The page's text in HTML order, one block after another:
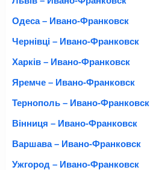
Одеса – Ивано-Франковск
Чернівці – Ивано-Франковск
Харків – Ивано-Франковск
Яремче – Ивано-Франковск
Тернополь – Ивано-Франковск
Вінниця – Ивано-Франковск
Варшава – Ивано-Франковск
Ужгород – Ивано-Франковск